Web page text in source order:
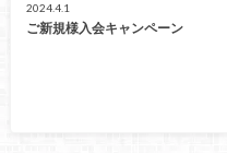
2024.4.1
ご新規様入会キャンペーン